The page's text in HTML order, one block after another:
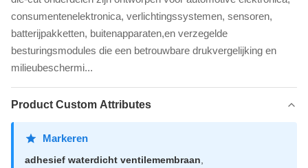
consumentenelektronica, verlichtingssystemen, sensoren,
batterijpakketten, buitenapparaten,en verzegelde
besturingsmodules die een betrouwbare drukvergelijking en
milieubeschermi...
Product Custom Attributes
Markeren
adhesief waterdicht ventilemembraan